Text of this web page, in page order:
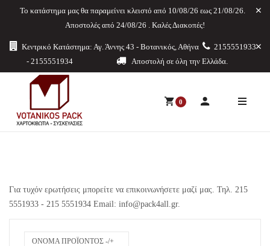
Το κατάστημα μας θα παραμείνει κλειστό από 10/08/26 εως 21/08/26.
Aποστολές από 24/08/26 . Καλές Διακοπές!
Κεντρικό Κατάστημα: Αγ. Άννης 43 - Βοτανικός, Αθήνα
2155551933
- 2155551934
Αποστολή σε όλη την Ελλάδα.
0
Για τυχόν ερωτήσεις μπορείτε να επικοινωνήσετε μαζί μας. Τηλ. 215
5551933 - 215 5551934 Email: info@pack4all.gr.
ΌΝΟΜΑ ΠΡΟΪΌΝΤΟΣ -/+